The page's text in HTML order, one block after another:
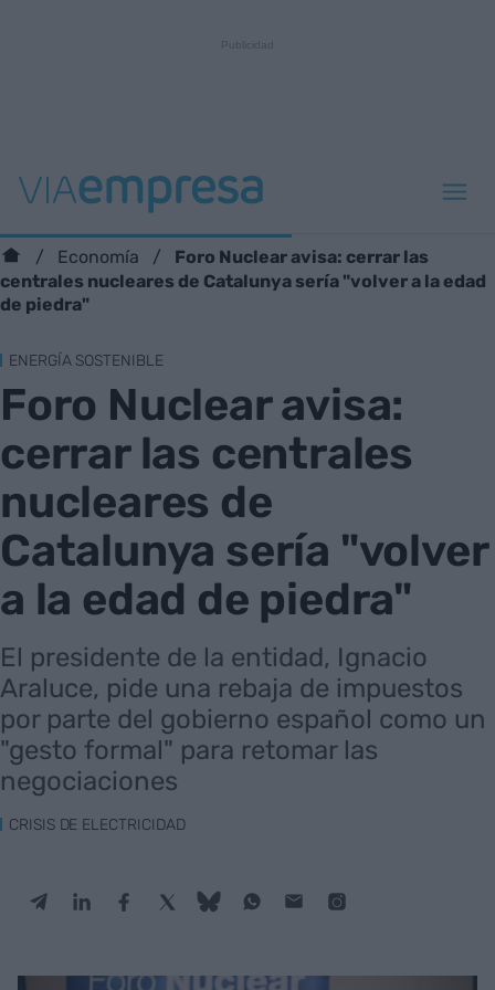
Economía
Foro Nuclear avisa: cerrar las
centrales nucleares de Catalunya sería "volver a la edad
de piedra"
ENERGÍA SOSTENIBLE
Foro Nuclear avisa:
cerrar las centrales
nucleares de
Catalunya sería "volver
a la edad de piedra"
El presidente de la entidad, Ignacio
Araluce, pide una rebaja de impuestos
por parte del gobierno español como un
"gesto formal" para retomar las
negociaciones
CRISIS DE ELECTRICIDAD